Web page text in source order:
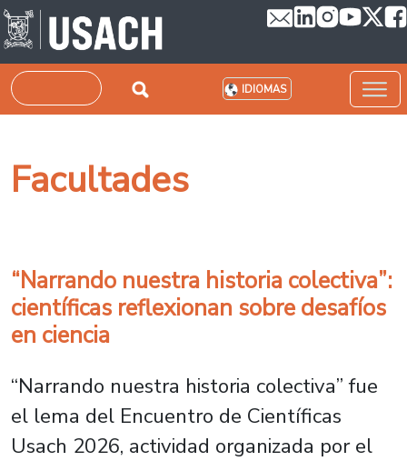
Pasar al contenido principal
Buscar IDIOMAS
Facultades
“Narrando nuestra historia colectiva”:
científicas reflexionan sobre desafíos
en ciencia
“Narrando nuestra historia colectiva” fue
el lema del Encuentro de Científicas
Usach 2026, actividad organizada por el